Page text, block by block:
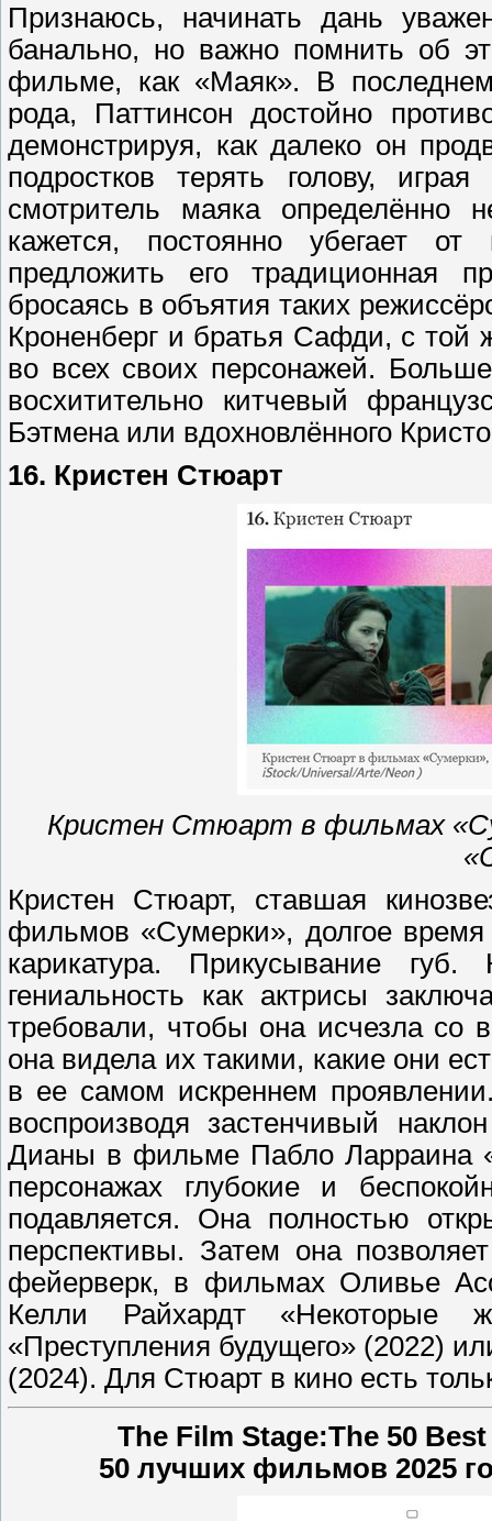
Признаюсь, начинать дань
банально, но важно помнить об
фильме, как «Маяк». В
рода, Паттинсон достойно
демонстрируя, как далеко он
подростков терять голову,
смотритель маяка определённо
кажется, постоянно убегает
предложить его традиционная
бросаясь в объятия таких
Кроненберг и братья Сафди, с той
во всех своих персонажей.
восхитительно китчевый
Бэтмена или вдохновлённого
16. Кристен Стюарт
Кристен Стюарт в фильмах
Кристен Стюарт, ставшая
фильмов «Сумерки», долгое
карикатура. Прикусывание
гениальность как актрисы
требовали, чтобы она исчезла
она видела их такими, какие они
в ее самом искреннем
воспроизводя застенчивый
Дианы в фильме Пабло Ларраина
персонажах глубокие и
подавляется. Она полностью
перспективы. Затем она
фейерверк, в фильмах Оливье
Келли Райхардт «Некоторые
«Преступления будущего» (2022)
(2024). Для Стюарт в кино есть
The Film Stage:The 50
50 лучших фильмов 2025